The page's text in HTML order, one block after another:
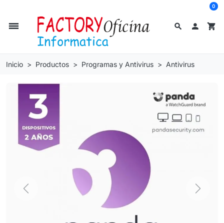
search
dehaze  shopping_cart
0
Inicio Productos Programas y Antivirus Antivirus
Previous Next